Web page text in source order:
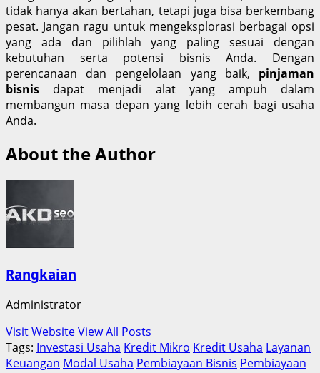
tidak hanya akan bertahan, tetapi juga bisa berkembang
pesat. Jangan ragu untuk mengeksplorasi berbagai opsi
yang ada dan pilihlah yang paling sesuai dengan
kebutuhan serta potensi bisnis Anda. Dengan
perencanaan dan pengelolaan yang baik, pinjaman
bisnis dapat menjadi alat yang ampuh dalam
membangun masa depan yang lebih cerah bagi usaha
Anda.
About the Author
Rangkaian
Administrator
Visit WebsiteView All Posts
Tags: Investasi Usaha Kredit Mikro Kredit Usaha Layanan
Keuangan Modal Usaha Pembiayaan Bisnis Pembiayaan